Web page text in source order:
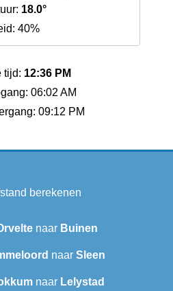
18.0°
40%
tijd: 12:36 PM
06:02 AM
09:12 PM
berekenen
naar Buinen
naar Sleen
naar Lelystad